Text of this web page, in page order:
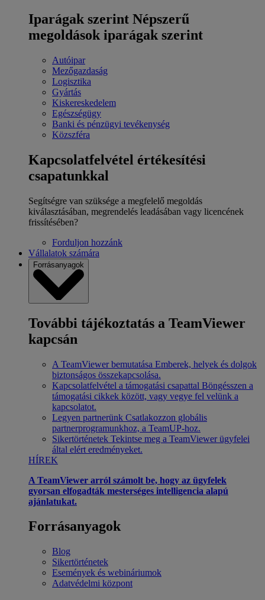
Iparágak szerint Népszerű
megoldások iparágak szerint
Autóipar
Mezőgazdaság
Logisztika
Gyártás
Kiskereskedelem
Egészségügy
Banki és pénzügyi tevékenység
Közszféra
Kapcsolatfelvétel értékesítési
csapatunkkal
Segítségre van szüksége a megfelelő megoldás
kiválasztásában, megrendelés leadásában vagy licencének
frissítésében?
Forduljon hozzánk
Vállalatok számára
Forrásanyagok
További tájékoztatás a TeamViewer
kapcsán
A TeamViewer bemutatása Emberek, helyek és dolgok
biztonságos összekapcsolása.
Kapcsolatfelvétel a támogatási csapattal Böngésszen a
támogatási cikkek között, vagy vegye fel velünk a
kapcsolatot.
Legyen partnerünk Csatlakozzon globális
partnerprogramunkhoz, a TeamUP-hoz.
Sikertörténetek Tekintse meg a TeamViewer ügyfelei
által elért eredményeket.
HÍREK
A TeamViewer arról számolt be, hogy az ügyfelek
gyorsan elfogadták mesterséges intelligencia alapú
ajánlatukat.
Forrásanyagok
Blog
Sikertörténetek
Események és webináriumok
Adatvédelmi központ